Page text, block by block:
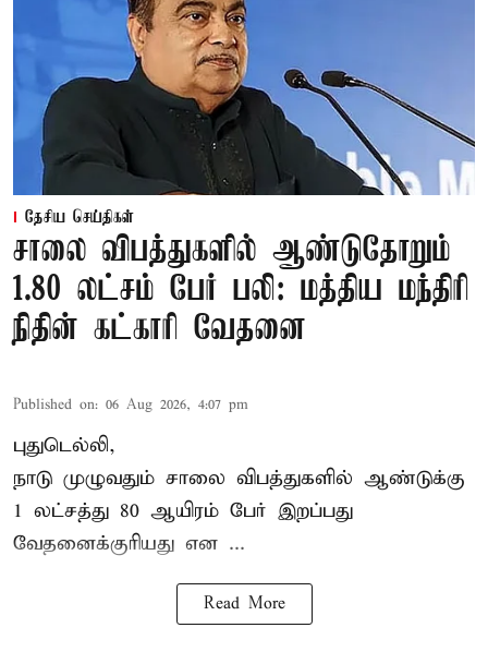
தேசிய செய்திகள்
சாலை விபத்துகளில் ஆண்டுதோறும்
1.80 லட்சம் பேர் பலி: மத்திய மந்திரி
நிதின் கட்காரி வேதனை
Published on: 06 Aug 2026, 4:07 pm
புதுடெல்லி,
நாடு முழுவதும் சாலை விபத்துகளில் ஆண்டுக்கு
1 லட்சத்து 80 ஆயிரம் பேர் இறப்பது
வேதனைக்குரியது என ...
Read More